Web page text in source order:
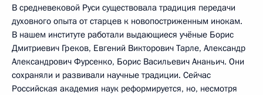
В средневековой Руси существовала традиция передачи
духовного опыта от старцев к новопостриженным инокам.
В нашем институте работали выдающиеся учёные Борис
Дмитриевич Греков, Евгений Викторович Тарле, Александр
Александрович Фурсенко, Борис Васильевич Ананьич. Они
сохраняли и развивали научные традиции. Сейчас
Российская академия наук реформируется, но, несмотря